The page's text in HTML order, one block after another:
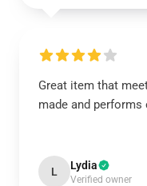
Great item that
made and
L Lydia
Verified owner